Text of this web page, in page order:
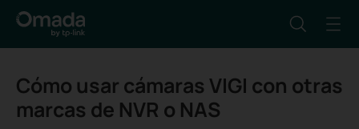
Cómo usar cámaras VIGI con otras
marcas de NVR o NAS